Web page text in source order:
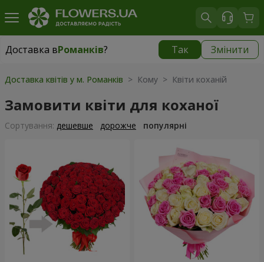
Доставка вРоманків? Так Змінити
Доставка вРоманків|
Доставка квітів у м. Романків > Кому > Квіти коханій
Замовити квіти для коханої
Сортування: дешевше дорожче популярні